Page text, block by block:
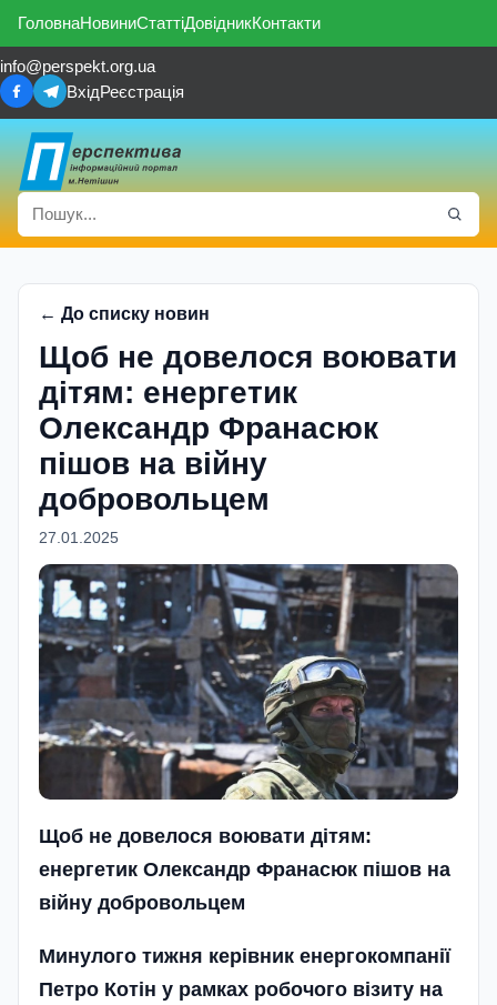
ГоловнаНовиниСтаттіДовідникКонтакти
info@perspekt.org.ua
ВхідРеєстрація
← До списку новин
Щоб не довелося воювати
дітям: енергетик
Олександр Франасюк
пішов на війну
добровольцем
27.01.2025
Щоб не довелося воювати дітям:
енергетик Олександр Франасюк пішов на
війну добровольцем
Минулого тижня керівник енергокомпанії
Петро Котін у рамках робочого візиту на